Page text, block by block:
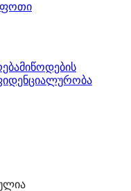
ფოთი
მიწოდების